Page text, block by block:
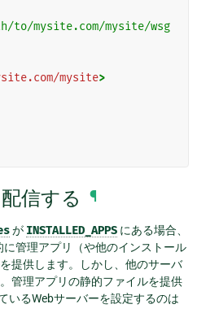
to/mysite.com/mysite/wsg
mysite>
信する ¶
が INSTALLED_APPS にある場合、
管理アプリ（や他のインストール
提供します。しかし、他のサーバ
管理アプリの静的ファイルを提供
いるWebサーバーを設定するのは